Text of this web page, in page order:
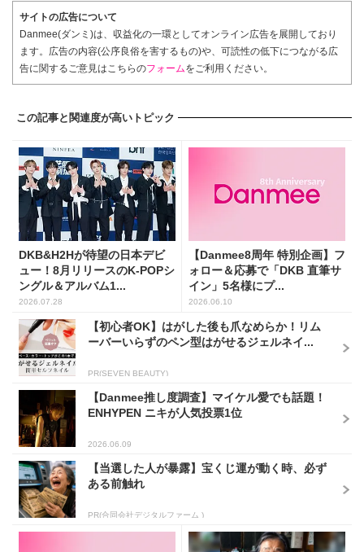
サイトの広告について
Danmee(ダンミ)は、収益化の一環としてオンライン広告を展開しており
ます。広告の内容(公序良俗を害するもの)や、可読性の低下につながる広
告に関するご意見はこちらのフォームをご利用ください。
この記事と関連度が高いトピック
DKB&H2Hが待望の日本デビ
ュー！8月リリースのK-POPシ
ングル＆アルバム1...
2026.07.28
【Danmee8周年 特別企画】フ
ォロー＆応募で「DKB 直筆サ
イン」5名様にプ...
2026.06.10
【初心者OK】はがした後も爪なめらか！リム
ーバーいらずのペン型はがせるジェルネイ...
PR(SEVEN BEAUTY)
【Danmee推し度調査】マイケル愛でも話題！
ENHYPEN ニキが人気投票1位
2026.06.09
【当選した人が暴露】宝くじ運が動く時、必ず
ある前触れ
PR(合同会社デジタルファーム )